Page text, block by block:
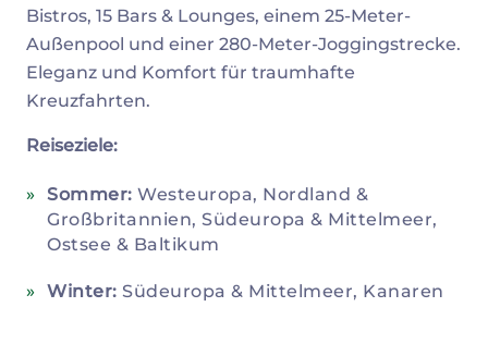
Bistros, 15 Bars & Lounges, einem 25-Meter-
Außenpool und einer 280-Meter-Joggingstrecke.
Eleganz und Komfort für traumhafte
Kreuzfahrten.
Reiseziele:
Sommer: Westeuropa, Nordland &
Großbritannien, Südeuropa & Mittelmeer,
Ostsee & Baltikum
Winter: Südeuropa & Mittelmeer, Kanaren